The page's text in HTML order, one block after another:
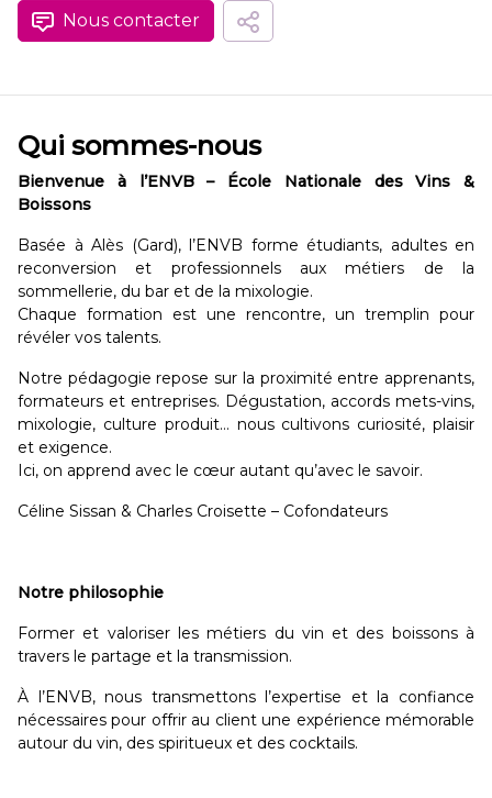
Nous contacter
Qui sommes-nous
Bienvenue à l’ENVB – École Nationale des Vins &
Boissons
Basée à Alès (Gard), l’ENVB forme étudiants, adultes en
reconversion et professionnels aux métiers de la
sommellerie, du bar et de la mixologie.
Chaque formation est une rencontre, un tremplin pour
révéler vos talents.
Notre pédagogie repose sur la proximité entre apprenants,
formateurs et entreprises. Dégustation, accords mets-vins,
mixologie, culture produit… nous cultivons curiosité, plaisir
et exigence.
Ici, on apprend avec le cœur autant qu’avec le savoir.
Céline Sissan & Charles Croisette – Cofondateurs
Notre philosophie
Former et valoriser les métiers du vin et des boissons à
travers le partage et la transmission.
À l’ENVB, nous transmettons l’expertise et la confiance
nécessaires pour offrir au client une expérience mémorable
autour du vin, des spiritueux et des cocktails.